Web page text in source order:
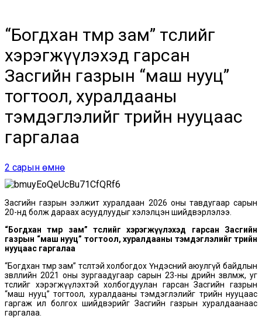
“Богдхан төмөр зам” төслийг
хэрэгжүүлэхэд гарсан
Засгийн газрын “маш нууц”
тогтоол, хуралдааны
тэмдэглэлийг төрийн нууцаас
гаргалаа
2 сарын өмнө
Засгийн газрын ээлжит хуралдаан 2026 оны тавдугаар сарын
20-нд болж дараах асуудлуудыг хэлэлцэн шийдвэрлэлээ.
“Богдхан төмөр зам” төслийг хэрэгжүүлэхэд гарсан Засгийн
газрын “маш нууц” тогтоол, хуралдааны тэмдэглэлийг төрийн
нууцаас гаргалаа
“Богдхан төмөр зам” төсөлтэй холбогдох Үндэсний аюулгүй байдлын
зөвлөлийн 2021 оны зургаадугаар сарын 23-ны өдрийн зөвлөмж, уг
төслийг хэрэгжүүлэхтэй холбогдуулан гарсан Засгийн газрын
“маш нууц” тогтоол, хуралдааны тэмдэглэлийг төрийн нууцаас
гаргаж ил болгох шийдвэрийг Засгийн газрын хуралдаанаас
гаргалаа.